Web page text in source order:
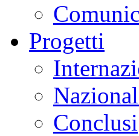
Progetti
Conclusi